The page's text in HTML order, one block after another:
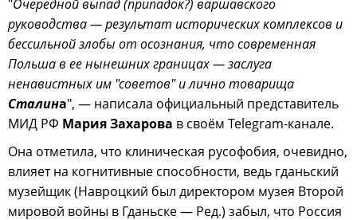
"Очередной выпад (припадок?) варшавского
руководства — результат исторических комплексов и
бессильной злобы от осознания, что современная
Польша в ее нынешних границах — заслуга
ненавистных им "советов" и лично товарища
Сталина", — написала официальный представитель
МИД РФ Мария Захарова в своём Telegram-канале.
Она отметила, что клиническая русофобия, очевидно,
влияет на когнитивные способности, ведь гданьский
музейщик (Навроцкий был директором музея Второй
мировой войны в Гданьске — Ред.) забыл, что Россия